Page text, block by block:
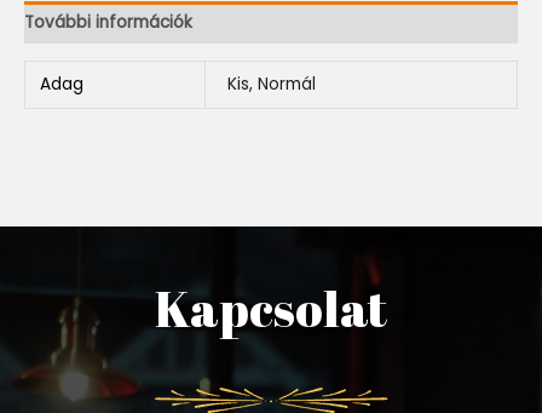
További információk
Adag Kis, Normál
Kapcsolat